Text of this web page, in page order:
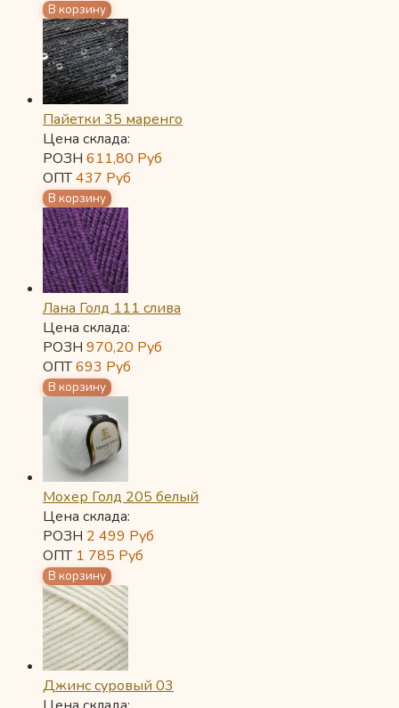
Пайетки 35 маренго
Цена склада:
РОЗН 611,80 Руб
ОПТ437 Руб
Лана Голд 111 слива
Цена склада:
РОЗН 970,20 Руб
ОПТ693 Руб
Мохер Голд 205 белый
Цена склада:
РОЗН 2 499 Руб
ОПТ 1 785 Руб
Джинс суровый 03